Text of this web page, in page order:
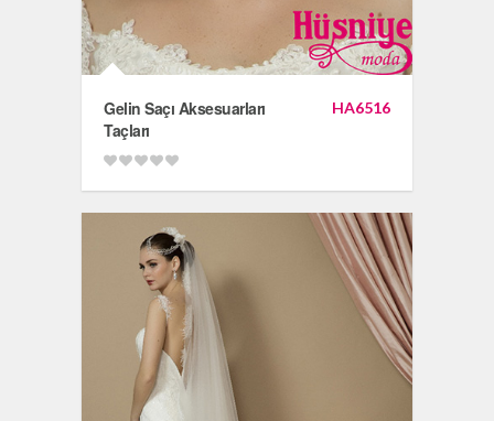
HA6516
Gelin Saçı Aksesuarları
Taçları